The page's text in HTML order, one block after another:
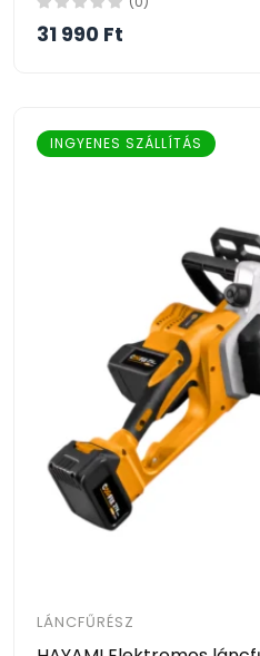
31 990 Ft
INGYENES SZÁLLÍTÁS
LÁNCFŰRÉSZ